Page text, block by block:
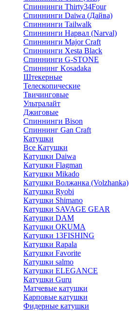
Спиннинги Thirty34Four
Спиннинги Daiwa (Дайва)
Спиннинги Tailwalk
Спиннинги Нарвал (Narval)
Спиннинги Major Craft
Спиннинги Xesta Black
Спиннинги G-STONE
Спиннинг Kosadaka
Штекерные
Телескопические
Твичинговые
Ультралайт
Джиговые
Спиннинги Bison
Спиннинг Gan Craft
Катушки
Все Катушки
Катушки Daiwa
Катушки Flagman
Катушки Mikado
Катушки Волжанка (Volzhanka)
Катушки Ryobi
Катушки Shimano
Катушки SAVAGE GEAR
Катушки DAM
Катушки OKUMA
Катушки 13FISHING
Катушки Rapala
Катушки Favorite
Катушки salmo
Катушки ELEGANCE
Катушки Guru
Матчевые катушки
Карповые катушки
Фидерные катушки